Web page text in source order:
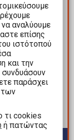
-
(Rocket
McFarlane
1
αναλύουμε
επίσης
ιστότοπού
και την
συνδυάσουν
παράσχει
των
τι cookies
ή πατώντας